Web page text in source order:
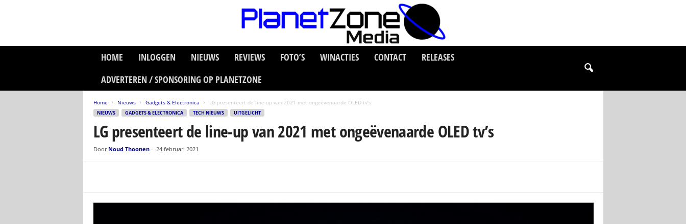
HOME INLOGGEN NIEUWS REVIEWS FOTO’S WINACTIES CONTACT
RELEASES
ADVERTEREN / SPONSORING OP PLANETZONE
Home Nieuws Gadgets & Electronica LG presenteert de line-up van 2021 met ongeëvenaarde OLED tv’s
NIEUWS GADGETS & ELECTRONICA TECH NIEUWS UITGELICHT
LG presenteert de line-up van 2021 met ongeëvenaarde OLED tv’s
Door Noud Thoonen- 24 februari 2021